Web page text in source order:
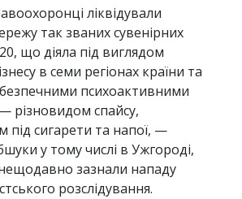
ліквідували
так званих сувенірних
що діяла під виглядом
в семи регіонах країни та
психоактивними
різновидом спайсу,
під сигарети та напої, —
у тому числі в Ужгороді,
зазнали нападу
розслідування.